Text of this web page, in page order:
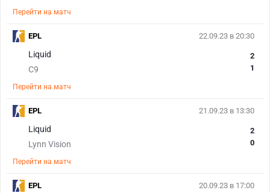
Перейти на матч
22.09.23 в 20:30
Liquid
C9
2
1
Перейти на матч
EPL
21.09.23 в 13:30
Liquid
Lynn Vision
2
0
Перейти на матч
EPL
20.09.23 в 17:00
EPL